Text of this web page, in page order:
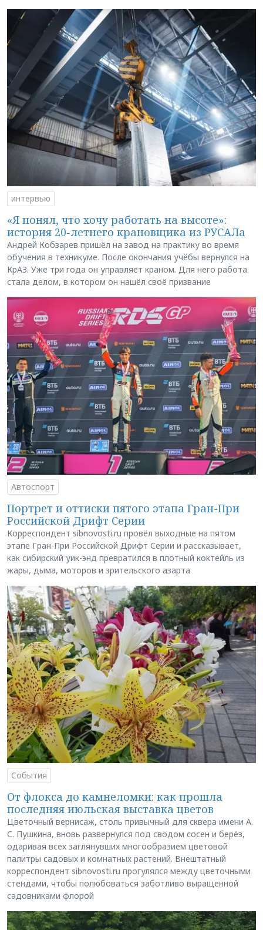
интервью
«Я понял, что хочу работать на высоте»:
история 20-летнего крановщика из РУСАЛа
Андрей Кобзарев пришёл на завод на практику во время
обучения в техникуме. После окончания учёбы вернулся на
КрАЗ. Уже три года он управляет краном. Для него работа
стала делом, в котором он нашёл своё призвание
Автоспорт
Портрет и оттиски пятого этапа Гран-При
Российской Дрифт Серии
Корреспондент sibnovosti.ru провёл выходные на пятом
этапе Гран-При Российской Дрифт Серии и рассказывает,
как сибирский уик-энд превратился в плотный коктейль из
жары, дыма, моторов и зрительского азарта
События
От флокса до камнеломки: как прошла
последняя июльская выставка цветов
Цветочный вернисаж, столь привычный для сквера имени А.
С. Пушкина, вновь развернулся под сводом сосен и берёз,
одаривая всех заглянувших многообразием цветовой
палитры садовых и комнатных растений. Внештатный
корреспондент sibnovosti.ru прогулялся между цветочными
стендами, чтобы полюбоваться заботливо выращенной
садовниками флорой